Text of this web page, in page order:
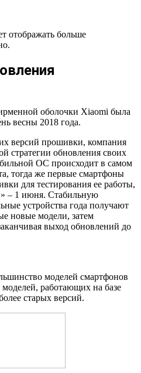
отображать больше
оболочки Xiaomi была
весны 2018 года.
версий прошивки, компания
стратегии обновления своих
ОС происходит в самом
тогда же первые смартфоны
для тестирования ее работы,
– 1 июня. Стабильную
устройства года получают
новые модели, затем
выход обновлений до
моделей смартфонов
работающих на базе
старых версий.